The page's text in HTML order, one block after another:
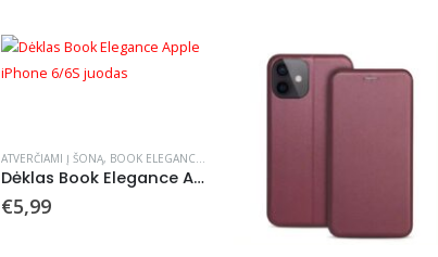
ATVERČIAMI Į ŠONĄ, BOOK ELEGANCE ,
Dėklas Book Elegance Apple iPhone 6/6S juodas
€5,99